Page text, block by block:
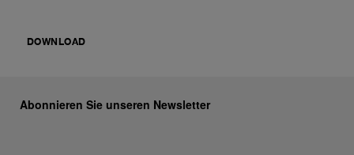
DOWNLOAD
Abonnieren Sie unseren Newsletter